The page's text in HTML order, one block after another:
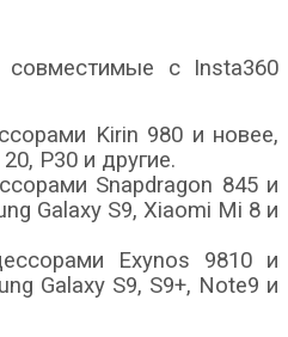
совместимые с Insta360
Kirin 980 и новее,
P30 и другие.
Snapdragon 845 и
Galaxy S9, Xiaomi Mi 8 и
Exynos 9810 и
Galaxy S9, S9+, Note9 и